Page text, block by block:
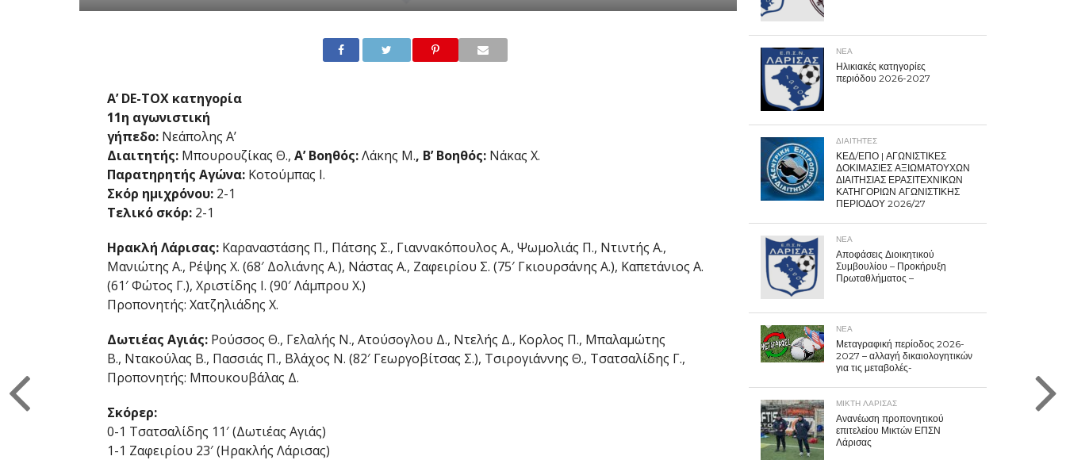
Α’ DE-TOX κατηγορία
11η αγωνιστική
γήπεδο: Νεάπολης Α’
Διαιτητής:Μπουρουζίκας Θ., Α’ Βοηθός:Λάκης Μ., Β’ Βοηθός: Νάκας Χ.
Παρατηρητής Αγώνα: Κοτούμπας Ι.
Σκόρ ημιχρόνου: 2-1
Τελικό σκόρ: 2-1
Ηρακλή Λάρισας: Καραναστάσης Π., Πάτσης Σ., Γιαννακόπουλος Α., Ψωμολιάς Π., Ντιντής Α.,
Μανιώτης Α., Ρέψης Χ. (68′ Δολιάνης Α.), Νάστας Α., Ζαφειρίου Σ. (75′ Γκιουρσάνης Α.), Καπετάνιος Α.
(61′ Φώτος Γ.), Χριστίδης Ι. (90′ Λάμπρου Χ.)
Προπονητής: Χατζηλιάδης Χ.
Δωτιέας Αγιάς: Ρούσσος Θ., Γελαλής Ν., Ατούσογλου Δ., Ντελής Δ., Κορλος Π., Μπαλαμώτης
Β., Ντακούλας Β., Πασσιάς Π., Βλάχος Ν. (82′ Γεωργοβίτσας Σ.), Τσιρογιάννης Θ., Τσατσαλίδης Γ.,
Προπονητής: Μπουκουβάλας Δ.
Σκόρερ:
0-1 Τσατσαλίδης 11′ (Δωτιέας Αγιάς)
1-1 Ζαφειρίου 23′ (Ηρακλής Λάρισας)
ΝΕΑ
Ηλικιακές κατηγορίες
περιόδου 2026-2027
ΔΙΑΙΤΗΤΕΣ
ΚΕΔ/ΕΠΟ | ΑΓΩΝΙΣΤΙΚΕΣ
ΔΟΚΙΜΑΣΙΕΣ ΑΞΙΩΜΑΤΟΥΧΩΝ
ΔΙΑΙΤΗΣΙΑΣ ΕΡΑΣΙΤΕΧΝΙΚΩΝ
ΚΑΤΗΓΟΡΙΩΝ ΑΓΩΝΙΣΤΙΚΗΣ
ΠΕΡΙΟΔΟΥ 2026/27
ΝΕΑ
Αποφάσεις Διοικητικού
Συμβουλίου – Προκήρυξη
Πρωταθλήματος –
ΝΕΑ
Μεταγραφική περίοδος 2026-
2027 – αλλαγή δικαιολογητικών
για τις μεταβολές-
ΜΙΚΤΗ ΛΑΡΙΣΑΣ
Ανανέωση προπονητικού
επιτελείου Μικτών ΕΠΣΝ
Λάρισας